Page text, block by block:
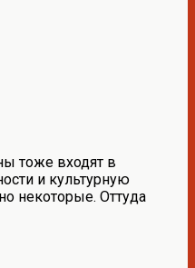
тоже входят в
и культурную
некоторые. Оттуда